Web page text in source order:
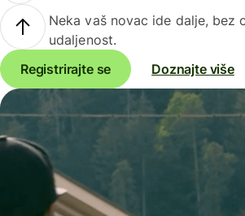
Neka vaš novac ide dalje, bez
udaljenost.
Registrirajte se
Doznajte više